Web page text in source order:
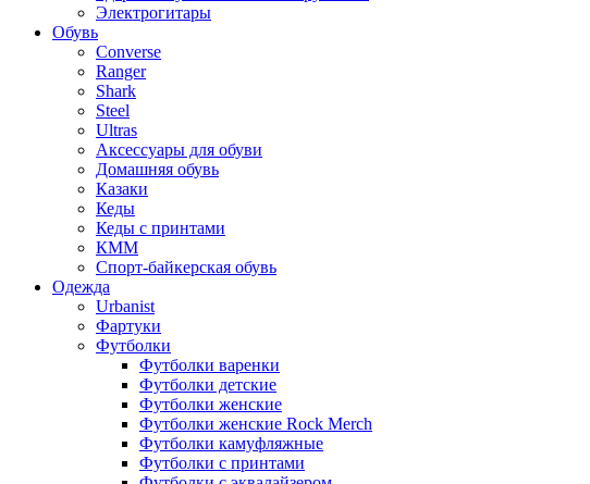
Электрогитары
Обувь
Converse
Ranger
Shark
Steel
Ultras
Аксессуары для обуви
Домашняя обувь
Казаки
Кеды
Кеды с принтами
КММ
Спорт-байкерская обувь
Одежда
Urbanist
Фартуки
Футболки
Футболки варенки
Футболки детские
Футболки женские
Футболки женские Rock Merch
Футболки камуфляжные
Футболки с принтами